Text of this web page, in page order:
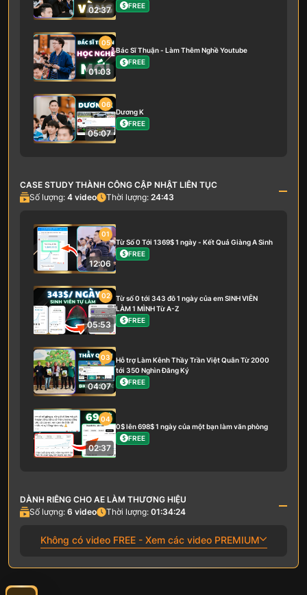
02:37
FREE
05
01:03
Bác Sĩ Thuận - Làm Thêm Nghề Youtube
FREE
06
05:07
Dương K
FREE
CASE STUDY THÀNH CÔNG CẬP NHẬT LIÊN TỤC
Số lượng: 4 video Thời lượng: 24:43
01
12:06
Từ Số 0 Tới 1369$ 1 ngày - Kết Quả Giàng A Sinh
FREE
02
05:53
Từ số 0 tới 343 đô 1 ngày của em SINH VIÊN
LÀM 1 MÌNH Từ A-Z
FREE
03
04:07
Hỗ trợ Làm Kênh Thầy Trần Việt Quân Từ 2000
tới 350 Nghìn Đăng Ký
FREE
04
02:37
0$ lên 698$ 1 ngày của một bạn làm văn phòng
FREE
DÀNH RIÊNG CHO AE LÀM THƯƠNG HIỆU
Số lượng: 6 video Thời lượng: 01:34:24
Không có video FREE - Xem các video PREMIUM